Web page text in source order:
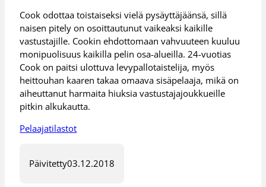
Cook odottaa toistaiseksi vielä pysäyttäjäänsä, sillä
naisen pitely on osoittautunut vaikeaksi kaikille
vastustajille. Cookin ehdottomaan vahvuuteen kuuluu
monipuolisuus kaikilla pelin osa-alueilla. 24-vuotias
Cook on paitsi ulottuva levypallotaistelija, myös
heittouhan kaaren takaa omaava sisäpelaaja, mikä on
aiheuttanut harmaita hiuksia vastustajajoukkueille
pitkin alkukautta.
Pelaajatilastot
Päivitetty03.12.2018